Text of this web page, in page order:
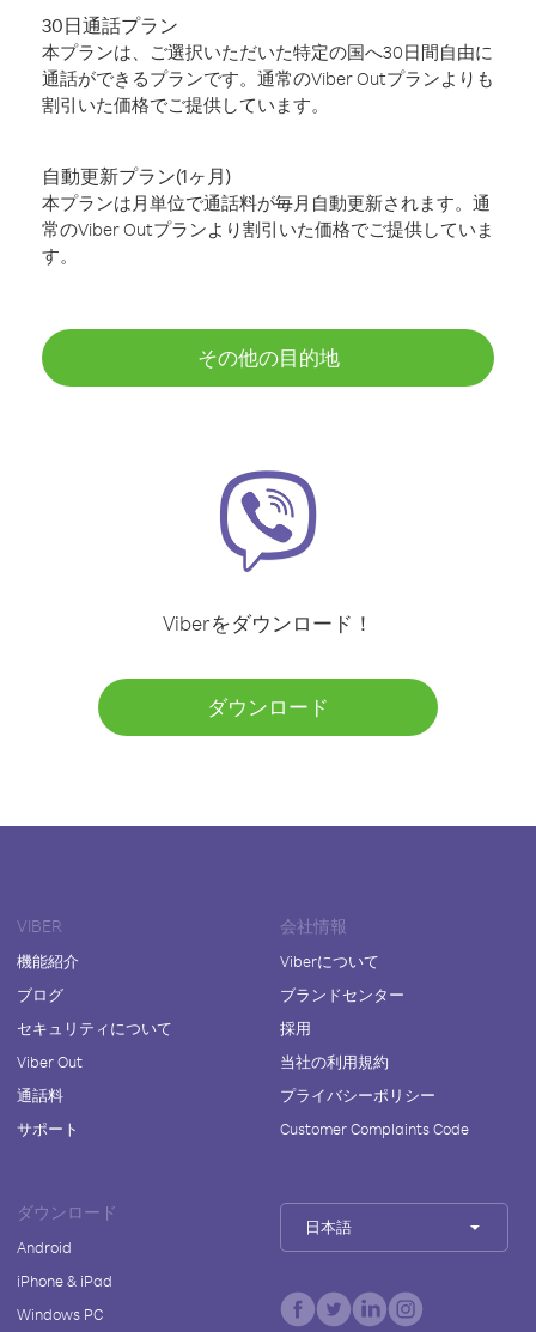
30日通話プラン
本プランは、ご選択いただいた特定の国へ30日間自由に
通話ができるプランです。通常のViber Outプランよりも
割引いた価格でご提供しています。
自動更新プラン(1ヶ月)
本プランは月単位で通話料が毎月自動更新されます。通
常のViber Outプランより割引いた価格でご提供していま
す。
その他の目的地
Viberをダウンロード！
ダウンロード
VIBER
機能紹介
ブログ
セキュリティについて
Viber Out
通話料
サポート
会社情報
Viberについて
ブランドセンター
採用
当社の利用規約
プライバシーポリシー
Customer Complaints Code
ダウンロード
Android
iPhone & iPad
Windows PC
日本語